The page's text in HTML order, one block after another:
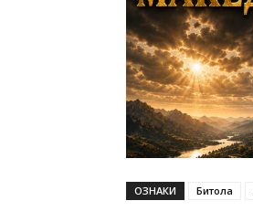
ОЗНАКИ Битола